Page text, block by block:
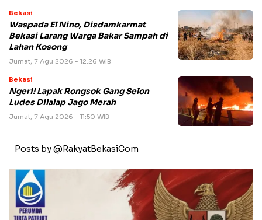
Bekasi
Waspada El Nino, Disdamkarmat
Bekasi Larang Warga Bakar Sampah di
Lahan Kosong
Jumat, 7 Agu 2026 - 12:26 WIB
Bekasi
Ngeri! Lapak Rongsok Gang Selon
Ludes Dilalap Jago Merah
Jumat, 7 Agu 2026 - 11:50 WIB
Posts by @RakyatBekasiCom